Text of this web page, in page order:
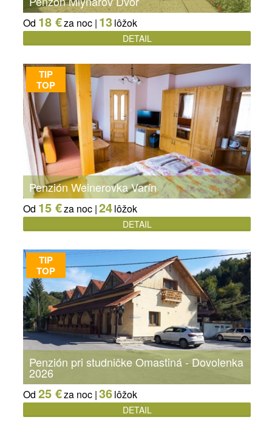
Od 18 €za noc | 13lôžok
DETAIL
TIP
TOP
Penzión Weinerovka Varín
Od 15 €za noc |24lôžok
DETAIL
TIP
TOP
Penzión pri studničke Omastiná - Dovolenka
2026
Od 25 €za noc |36lôžok
DETAIL